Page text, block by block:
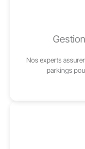
Nos experts
parkings